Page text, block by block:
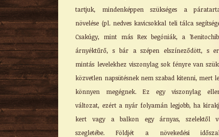
tartjuk, mindenképpen szükséges a
növelése (pl. nedves kavicsokkal teli tálca
Csakúgy, mint más Rex begóniák, a
árnyéktűrő, s bár a szépen elszíneződött, s
mintás levelekhez viszonylag sok fényre van
közvetlen napsütésnek nem szabad kitenni, mert
könnyen megégnek. Ez egy viszonylag
változat, ezért a nyár folyamán legjobb, ha
kert vagy a balkon egy árnyas, szelektől
szegletébe. Földjét a növekedési